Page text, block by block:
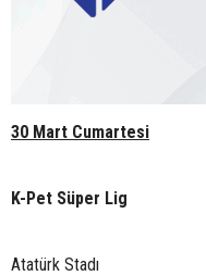
30 Mart Cumartesi
K-Pet Süper Lig
Atatürk Stadı